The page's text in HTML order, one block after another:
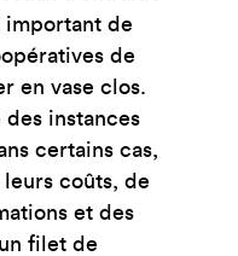
important de
de
en vase clos.
instances
certains cas,
coûts, de
et des
filet de